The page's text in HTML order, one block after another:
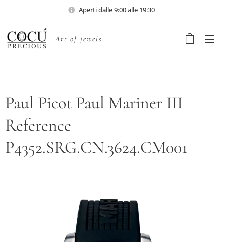
Aperti dalle 9:00 alle 19:30
Art of jewels
Paul Picot Paul Mariner III
Reference
P4352.SRG.CN.3624.CM001